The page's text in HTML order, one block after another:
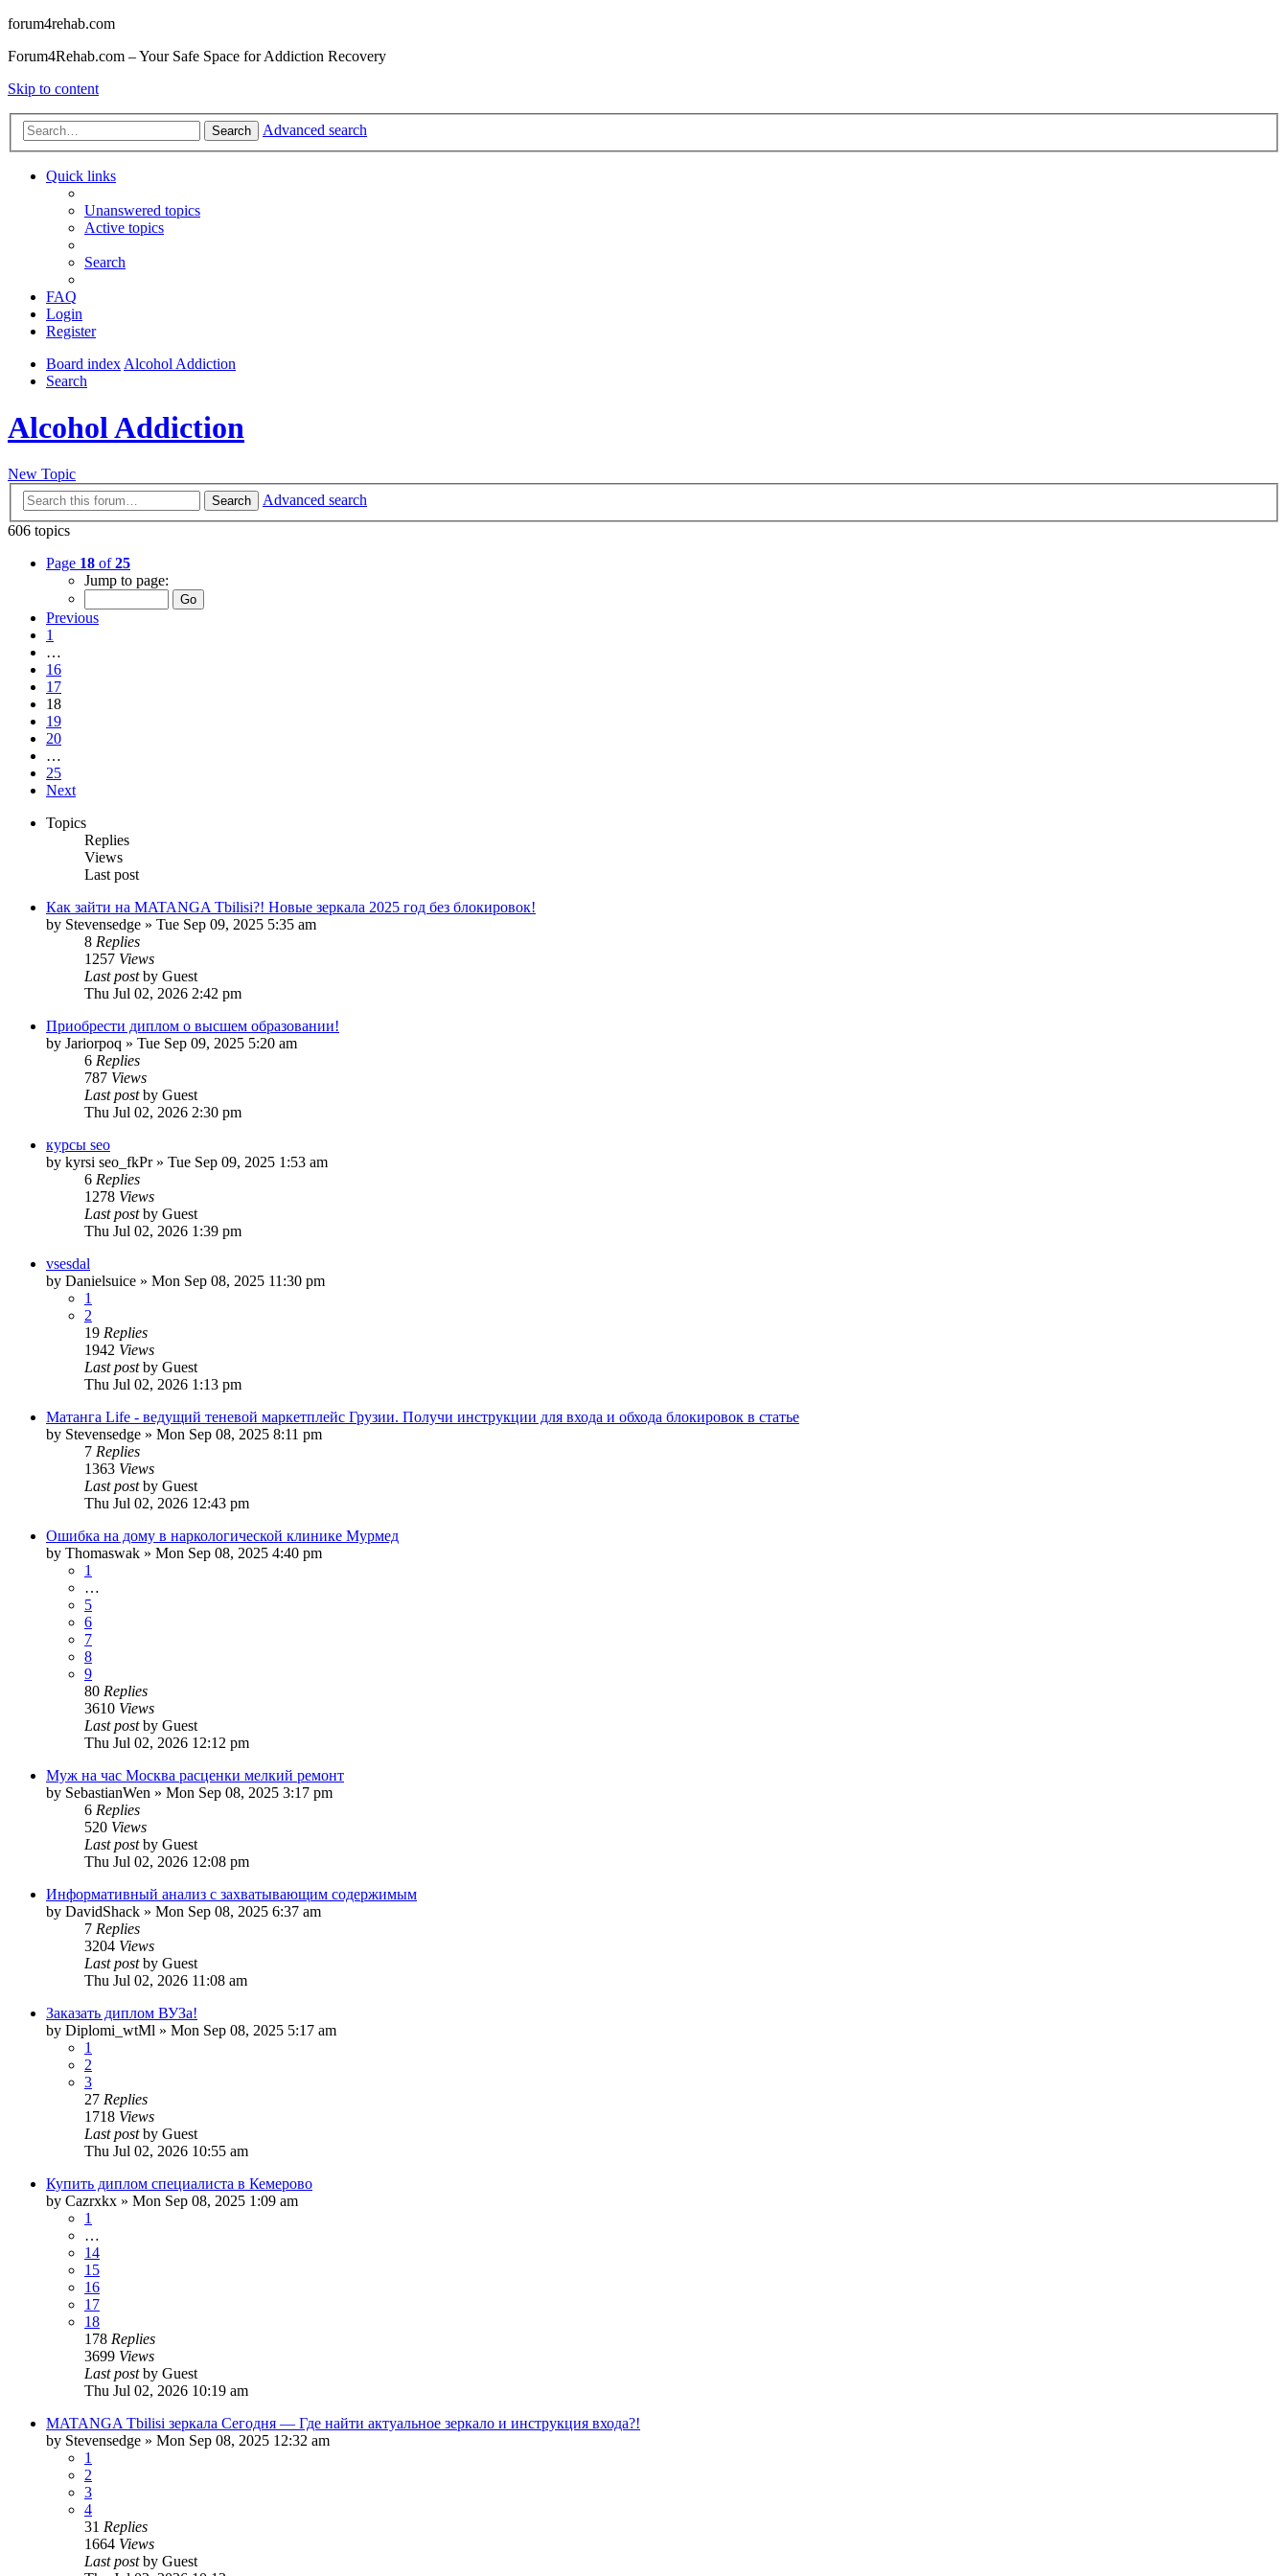
forum4rehab.com
Forum4Rehab.com – Your Safe Space for Addiction Recovery
Skip to content
Search Advanced search
Quick links
Unanswered topics
Active topics
Search
FAQ
Login
Register
Board index Alcohol Addiction
Search
Alcohol Addiction
New Topic
Search
Advanced search
606 topics
Page 18 of25
Jump to page:
Previous
1
…
16
17
18
19
20
…
25
Next
Topics
Replies
Views
Last post
Как зайти на MATANGA Tbilisi?! Новые зеркала 2025 год без блокировок!
by Stevensedge » Tue Sep 09, 2025 5:35 am
8 Replies
1257 Views
Last postby Guest
Thu Jul 02, 2026 2:42 pm
Приобрести диплом о высшем образовании!
by Jariorpoq » Tue Sep 09, 2025 5:20 am
6 Replies
787 Views
Last postby Guest
Thu Jul 02, 2026 2:30 pm
курсы seo
by kyrsi seo_fkPr» Tue Sep 09, 2025 1:53 am
6 Replies
1278 Views
Last postby Guest
Thu Jul 02, 2026 1:39 pm
vsesdal
by Danielsuice » Mon Sep 08, 2025 11:30 pm
1
2
19 Replies
1942 Views
Last postby Guest
Thu Jul 02, 2026 1:13 pm
Матанга Life - ведущий теневой маркетплейс Грузии. Получи инструкции для входа и обхода блокировок в статье
by Stevensedge » Mon Sep 08, 2025 8:11 pm
7 Replies
1363 Views
Last postby Guest
Thu Jul 02, 2026 12:43 pm
Ошибка на дому в наркологической клинике Мурмед
by Thomaswak » Mon Sep 08, 2025 4:40 pm
1
…
5
6
7
8
9
80 Replies
3610 Views
Last postby Guest
Thu Jul 02, 2026 12:12 pm
Муж на час Москва расценки мелкий ремонт
by SebastianWen » Mon Sep 08, 2025 3:17 pm
6 Replies
520 Views
Last postby Guest
Thu Jul 02, 2026 12:08 pm
Информативный анализ с захватывающим содержимым
by DavidShack » Mon Sep 08, 2025 6:37 am
7 Replies
3204 Views
Last postby Guest
Thu Jul 02, 2026 11:08 am
Заказать диплом ВУЗа!
by Diplomi_wtMl » Mon Sep 08, 2025 5:17 am
1
2
3
27 Replies
1718 Views
Last postby Guest
Thu Jul 02, 2026 10:55 am
Купить диплом специалиста в Кемерово
by Cazrxkx » Mon Sep 08, 2025 1:09 am
1
…
14
15
16
17
18
178 Replies
3699 Views
Last postby Guest
Thu Jul 02, 2026 10:19 am
MATANGA Tbilisi зеркала Сегодня — Где найти актуальное зеркало и инструкция входа?!
by Stevensedge » Mon Sep 08, 2025 12:32 am
1
2
3
4
31 Replies
1664 Views
Last postby Guest